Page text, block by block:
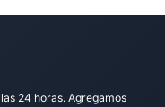
24 horas. Agregamos